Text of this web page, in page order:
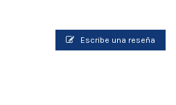
Escribe una reseña